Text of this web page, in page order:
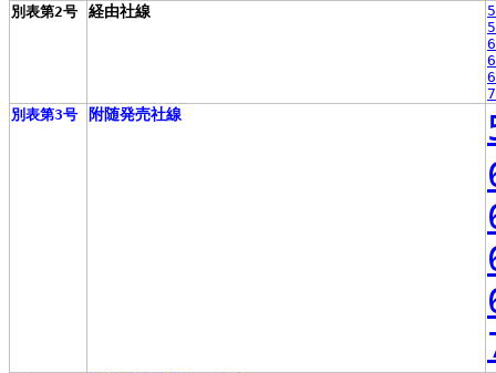
別表第2号
経由社線
別表第3号
附随発売社線